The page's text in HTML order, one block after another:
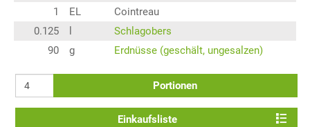
1
EL
Cointreau
0.125
Schlagobers
90
g Erdnüsse (geschält, ungesalzen)
Portionen
Einkaufsliste